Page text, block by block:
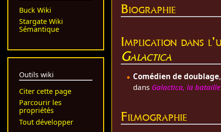
Biographie
Implication dans
Galactica
Comédien de doublage
dans Galactica, la
Filmographie
Buck Wiki
Stargate Wiki
Sémantique
Outils wiki
Citer cette page
Parcourir les
propriétés
Tout développer